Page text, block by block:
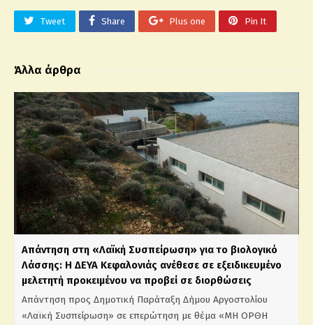
Tweet Share Plus one Pin It
Άλλα άρθρα
Απάντηση στη «Λαϊκή Συσπείρωση» για το βιολογικό
Λάσσης: Η ΔΕΥΑ Κεφαλονιάς ανέθεσε σε εξειδικευμένο
μελετητή προκειμένου να προβεί σε διορθώσεις
Απάντηση προς Δημοτική Παράταξη Δήμου Αργοστολίου
«Λαϊκή Συσπείρωση» σε επερώτηση με θέμα «ΜΗ ΟΡΘΗ